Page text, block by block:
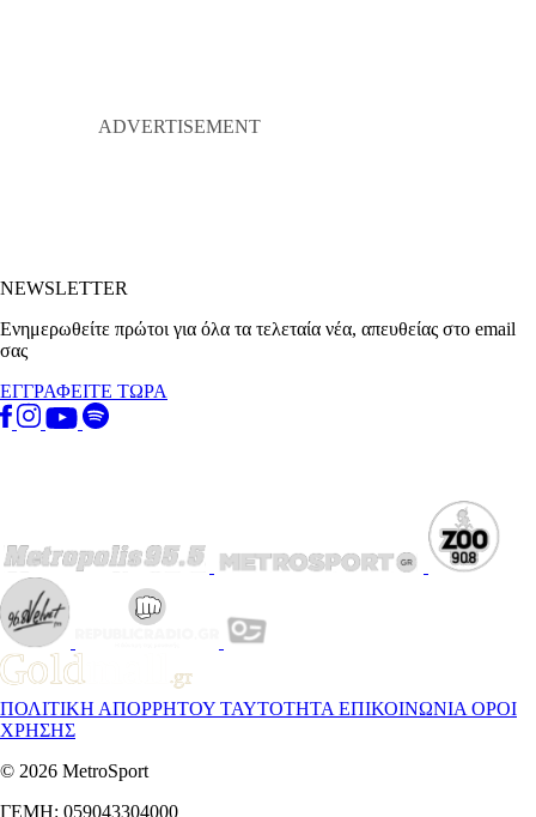
NEWSLETTER
Ενημερωθείτε πρώτοι για όλα τα τελεταία νέα, απευθείας στο email
σας
ΕΓΓΡΑΦΕΙΤΕ ΤΩΡΑ
ΠΟΛΙΤΙΚΗ ΑΠΟΡΡΗΤΟΥ ΤΑΥΤΟΤΗΤΑ ΕΠΙΚΟΙΝΩΝΙΑ ΟΡΟΙ
ΧΡΗΣΗΣ
© 2026 MetroSport
ΓΕΜΗ: 059043304000